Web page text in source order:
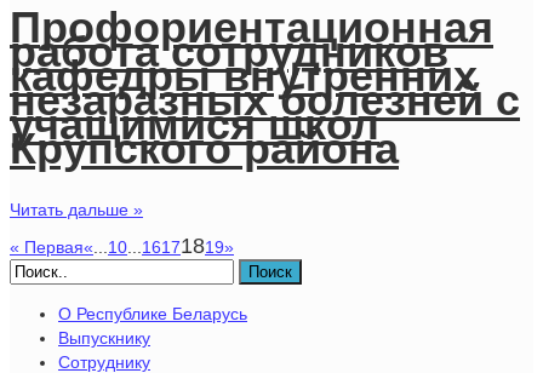
Профориентационная
работа сотрудников
кафедры внутренних
незаразных болезней с
учащимися школ
Крупского района
Читать дальше »
« Первая« 10 16171819»
Поиск
О Республике Беларусь
Выпускнику
Сотруднику